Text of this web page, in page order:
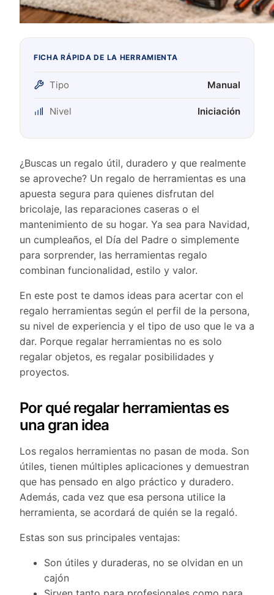
FICHA RÁPIDA DE LA HERRAMIENTA
Tipo Manual
Nivel Iniciación
¿Buscas un regalo útil, duradero y que realmente
se aproveche? Un regalo de herramientas es una
apuesta segura para quienes disfrutan del
bricolaje, las reparaciones caseras o el
mantenimiento de su hogar. Ya sea para Navidad,
un cumpleaños, el Día del Padre o simplemente
para sorprender, las herramientas regalo
combinan funcionalidad, estilo y valor.
En este post te damos ideas para acertar con el
regalo herramientas según el perfil de la persona,
su nivel de experiencia y el tipo de uso que le va a
dar. Porque regalar herramientas no es solo
regalar objetos, es regalar posibilidades y
proyectos.
Por qué regalar herramientas es
una gran idea
Los regalos herramientas no pasan de moda. Son
útiles, tienen múltiples aplicaciones y demuestran
que has pensado en algo práctico y duradero.
Además, cada vez que esa persona utilice la
herramienta, se acordará de quién se la regaló.
Estas son sus principales ventajas:
Son útiles y duraderas, no se olvidan en un
cajón